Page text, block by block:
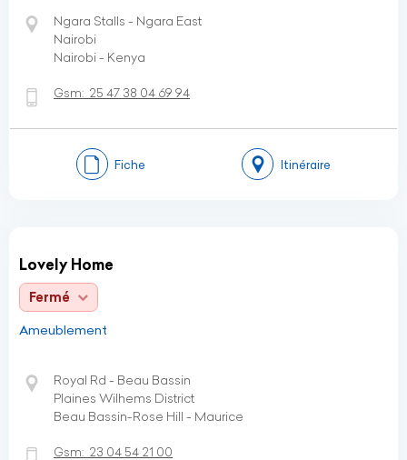
Ngara Stalls - Ngara East
Nairobi
Nairobi - Kenya
Gsm: 25 47 38 04 69 94
Fiche Itinéraire
Lovely Home
Fermé
Ameublement
Royal Rd - Beau Bassin
Plaines Wilhems District
Beau Bassin-Rose Hill - Maurice
Gsm: 23 04 54 21 00